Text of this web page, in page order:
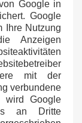
Google in
Google
Ihre Nutzung
Anzeigen
mit der
verbundene
wird Google
an Dritte